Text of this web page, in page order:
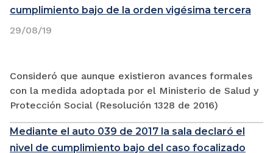
cumplimiento bajo de la orden vigésima tercera
Consideró que aunque existieron avances formales
con la medida adoptada por el Ministerio de Salud y
Protección Social (Resolución 1328 de 2016)
29/08/19
Mediante el auto 039 de 2017 la sala declaró el
nivel de cumplimiento bajo del caso focalizado